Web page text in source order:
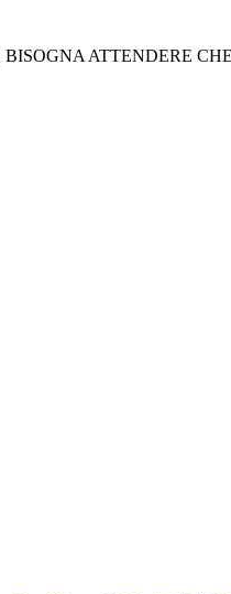
BISOGNA ATTENDERE